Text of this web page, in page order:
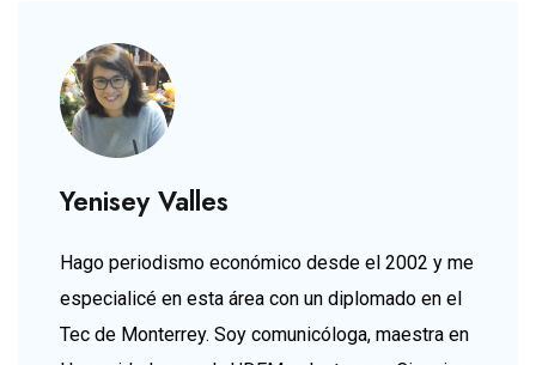
Yenisey Valles
Hago periodismo económico desde el 2002 y me
especialicé en esta área con un diplomado en el
Tec de Monterrey. Soy comunicóloga, maestra en